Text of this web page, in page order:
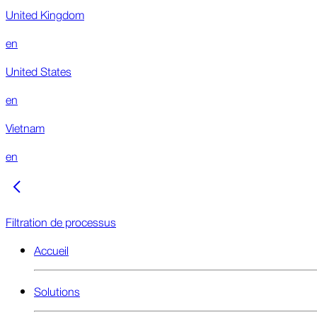
United Kingdom
en
United States
en
Vietnam
en
Filtration de processus
Accueil
Solutions